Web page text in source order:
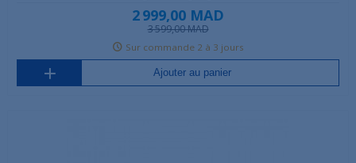
2 999,00 MAD
3 599,00 MAD
Sur commande 2 à 3 jours
Ajouter au panier